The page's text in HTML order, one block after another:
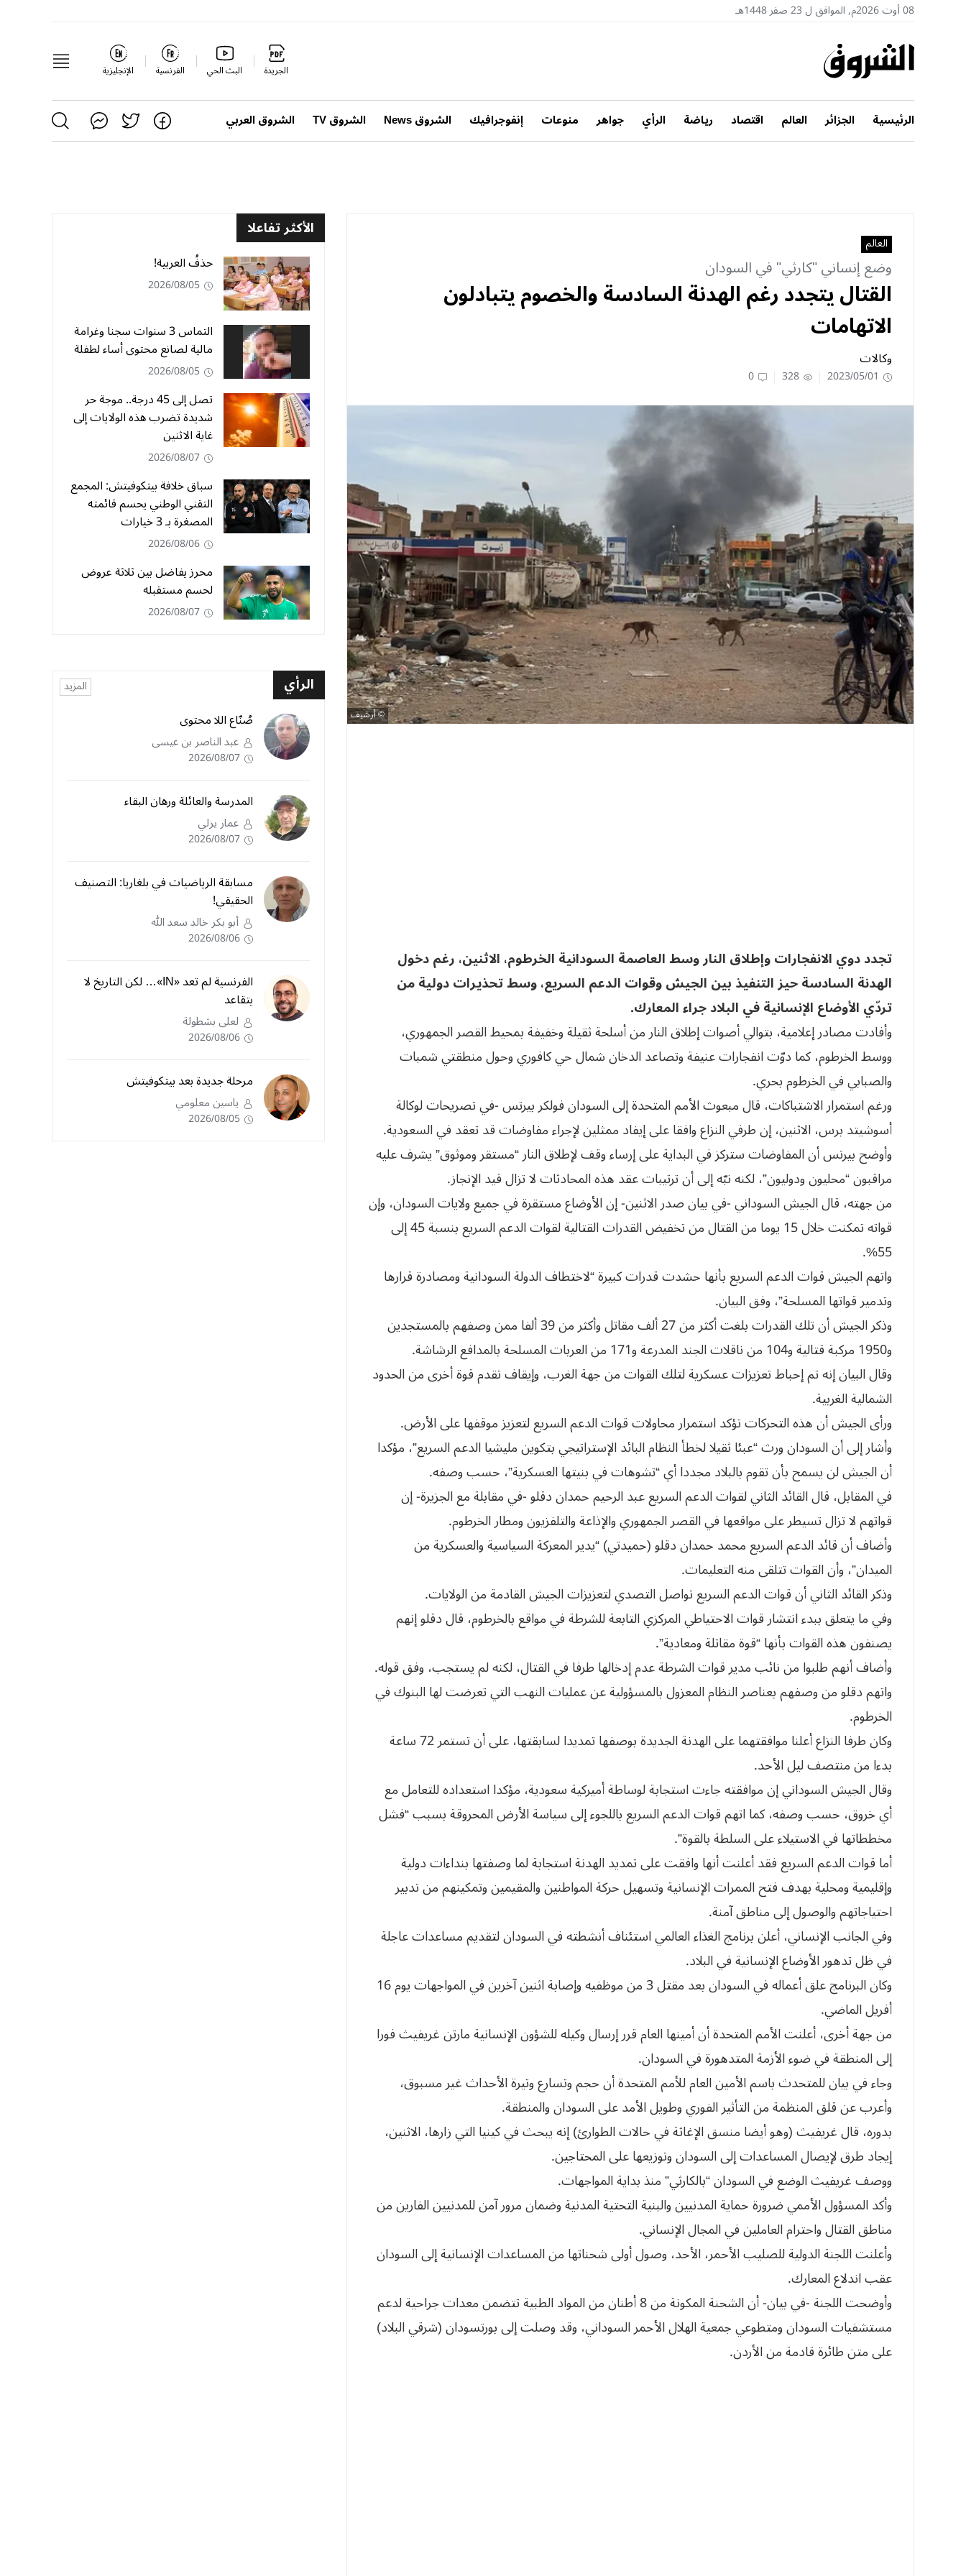
08 أوت 2026م, الموافق ل 23 صفر 1448هـ
الجريدة البث الحي الفرنسية الإنجليزية
الرئيسية الجزائر العالم اقتصاد رياضة الرأي جواهر منوعات إنفوجرافيك الشروق News الشروق TV الشروق العربي
العالم
وضع إنساني "كارثي" في السودان
القتال يتجدد رغم الهدنة السادسة والخصوم يتبادلون
الاتهامات
وكالات
2023/05/01
328
0
أرشيف
تجدد دوي الانفجارات وإطلاق النار وسط العاصمة السودانية الخرطوم، الاثنين، رغم دخول
الهدنة السادسة حيز التنفيذ بين الجيش وقوات الدعم السريع، وسط تحذيرات دولية من
تردّي الأوضاع الإنسانية في البلاد جراء المعارك.
وأفادت مصادر إعلامية، بتوالي أصوات إطلاق النار من أسلحة ثقيلة وخفيفة بمحيط القصر الجمهوري،
ووسط الخرطوم، كما دوّت انفجارات عنيفة وتصاعد الدخان شمال حي كافوري وحول منطقتي شمبات
والصبابي في الخرطوم بحري.
ورغم استمرار الاشتباكات، قال مبعوث الأمم المتحدة إلى السودان فولكر بيرتس -في تصريحات لوكالة
أسوشيتد برس، الاثنين، إن طرفي النزاع وافقا على إيفاد ممثلين لإجراء مفاوضات قد تعقد في السعودية.
وأوضح بيرتس أن المفاوضات ستركز في البداية على إرساء وقف لإطلاق النار “مستقر وموثوق” يشرف عليه
مراقبون “محليون ودوليون”، لكنه نبّه إلى أن ترتيبات عقد هذه المحادثات لا تزال قيد الإنجاز.
من جهته، قال الجيش السوداني -في بيان صدر الاثنين- إن الأوضاع مستقرة في جميع ولايات السودان، وإن
قواته تمكنت خلال 15 يوما من القتال من تخفيض القدرات القتالية لقوات الدعم السريع بنسبة 45 إلى
55%.
واتهم الجيش قوات الدعم السريع بأنها حشدت قدرات كبيرة “لاختطاف الدولة السودانية ومصادرة قرارها
وتدمير قواتها المسلحة”، وفق البيان.
وذكر الجيش أن تلك القدرات بلغت أكثر من 27 ألف مقاتل وأكثر من 39 ألفا ممن وصفهم بالمستجدين
و1950 مركبة قتالية و104 من ناقلات الجند المدرعة و171 من العربات المسلحة بالمدافع الرشاشة.
وقال البيان إنه تم إحباط تعزيزات عسكرية لتلك القوات من جهة الغرب، وإيقاف تقدم قوة أخرى من الحدود
الشمالية الغربية.
ورأى الجيش أن هذه التحركات تؤكد استمرار محاولات قوات الدعم السريع لتعزيز موقفها على الأرض.
وأشار إلى أن السودان ورث “عبئا ثقيلا لخطأ النظام البائد الإستراتيجي بتكوين مليشيا الدعم السريع”، مؤكدا
أن الجيش لن يسمح بأن تقوم بالبلاد مجددا أي “تشوهات في بنيتها العسكرية”، حسب وصفه.
في المقابل، قال القائد الثاني لقوات الدعم السريع عبد الرحيم حمدان دقلو -في مقابلة مع الجزيرة- إن
قواتهم لا تزال تسيطر على مواقعها في القصر الجمهوري والإذاعة والتلفزيون ومطار الخرطوم.
وأضاف أن قائد الدعم السريع محمد حمدان دقلو (حميدتي) “يدير المعركة السياسية والعسكرية من
الميدان”، وأن القوات تتلقى منه التعليمات.
وذكر القائد الثاني أن قوات الدعم السريع تواصل التصدي لتعزيزات الجيش القادمة من الولايات.
وفي ما يتعلق ببدء انتشار قوات الاحتياطي المركزي التابعة للشرطة في مواقع بالخرطوم، قال دقلو إنهم
يصنفون هذه القوات بأنها “قوة مقاتلة ومعادية”.
وأضاف أنهم طلبوا من نائب مدير قوات الشرطة عدم إدخالها طرفا في القتال، لكنه لم يستجب، وفق قوله.
واتهم دقلو من وصفهم بعناصر النظام المعزول بالمسؤولية عن عمليات النهب التي تعرضت لها البنوك في
الخرطوم.
وكان طرفا النزاع أعلنا موافقتهما على الهدنة الجديدة بوصفها تمديدا لسابقتها، على أن تستمر 72 ساعة
بدءا من منتصف ليل الأحد.
وقال الجيش السوداني إن موافقته جاءت استجابة لوساطة أميركية سعودية، مؤكدا استعداده للتعامل مع
أي خروق، حسب وصفه، كما اتهم قوات الدعم السريع باللجوء إلى سياسة الأرض المحروقة بسبب “فشل
مخططاتها في الاستيلاء على السلطة بالقوة”.
أما قوات الدعم السريع فقد أعلنت أنها وافقت على تمديد الهدنة استجابة لما وصفتها بنداءات دولية
وإقليمية ومحلية بهدف فتح الممرات الإنسانية وتسهيل حركة المواطنين والمقيمين وتمكينهم من تدبير
احتياجاتهم والوصول إلى مناطق آمنة.
وفي الجانب الإنساني، أعلن برنامج الغذاء العالمي استئناف أنشطته في السودان لتقديم مساعدات عاجلة
في ظل تدهور الأوضاع الإنسانية في البلاد.
وكان البرنامج علق أعماله في السودان بعد مقتل 3 من موظفيه وإصابة اثنين آخرين في المواجهات يوم 16
أفريل الماضي.
من جهة أخرى، أعلنت الأمم المتحدة أن أمينها العام قرر إرسال وكيله للشؤون الإنسانية مارتن غريفيث فورا
إلى المنطقة في ضوء الأزمة المتدهورة في السودان.
وجاء في بيان للمتحدث باسم الأمين العام للأمم المتحدة أن حجم وتسارع وتيرة الأحداث غير مسبوق،
وأعرب عن قلق المنظمة من التأثير الفوري وطويل الأمد على السودان والمنطقة.
بدوره، قال غريفيث (وهو أيضا منسق الإغاثة في حالات الطوارئ) إنه يبحث في كينيا التي زارها، الاثنين،
إيجاد طرق لإيصال المساعدات إلى السودان وتوزيعها على المحتاجين.
ووصف غريفيث الوضع في السودان “بالكارثي” منذ بداية المواجهات.
وأكد المسؤول الأممي ضرورة حماية المدنيين والبنية التحتية المدنية وضمان مرور آمن للمدنيين الفارين من
مناطق القتال واحترام العاملين في المجال الإنساني.
وأعلنت اللجنة الدولية للصليب الأحمر، الأحد، وصول أولى شحناتها من المساعدات الإنسانية إلى السودان
عقب اندلاع المعارك.
وأوضحت اللجنة -في بيان- أن الشحنة المكونة من 8 أطنان من المواد الطبية تتضمن معدات جراحية لدعم
مستشفيات السودان ومتطوعي جمعية الهلال الأحمر السوداني، وقد وصلت إلى بورتسودان (شرقي البلاد)
على متن طائرة قادمة من الأردن.
الأكثر تفاعلا
حذفُ العربية!
2026/08/05
التماس 3 سنوات سجنا وغرامة
مالية لصانع محتوى أساء لطفلة
2026/08/05
تصل إلى 45 درجة.. موجة حر
شديدة تضرب هذه الولايات إلى
غاية الاثنين
2026/08/07
سباق خلافة بيتكوفيتش: المجمع
التقني الوطني يحسم قائمته
المصغرة بـ 3 خيارات
2026/08/06
محرز يفاضل بين ثلاثة عروض
لحسم مستقبله
2026/08/07
الرأي المزيد
صُنّاع اللا محتوى
عبد الناصر بن عيسى
2026/08/07
المدرسة والعائلة ورهان البقاء
عمار يزلي
2026/08/07
مسابقة الرياضيات في بلغاريا: التصنيف
الحقيقي!
أبو بكر خالد سعد الله
2026/08/06
الفرنسية لم تعد «IN»… لكن التاريخ لا
يتقاعد
لعلى بشطولة
2026/08/06
مرحلة جديدة بعد بيتكوفيتش
ياسين معلومي
2026/08/05